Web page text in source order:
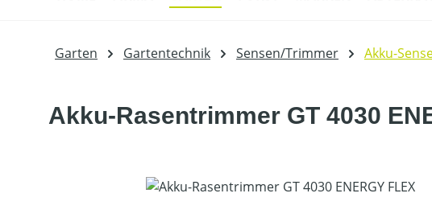
Garten Gartentechnik Sensen/Trimmer Akku-
Akku-Rasentrimmer GT 4030
Bildergalerie überspringen